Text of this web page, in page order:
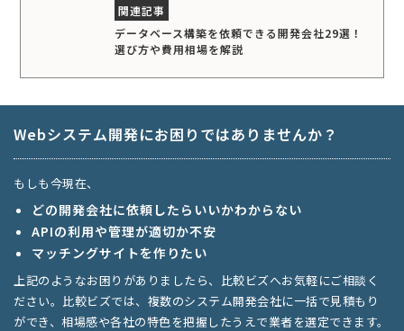
データベース構築を依頼できる開発会社29選！
選び方や費用相場を解説
Webシステム開発にお困りではありませんか？
もしも今現在、
どの開発会社に依頼したらいいかわからない
APIの利用や管理が適切か不安
マッチングサイトを作りたい
上記のようなお困りがありましたら、比較ビズへお気軽にご相談く
ださい。比較ビズでは、複数のシステム開発会社に一括で見積もり
ができ、相場感や各社の特色を把握したうえで業者を選定できます。